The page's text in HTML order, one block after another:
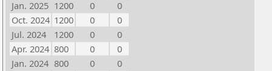
Jan. 2025 1200 0
0
Oct. 2024 1200 0
0
Jul. 2024
1200 0
0
Apr. 2024 800 0
0
Jan. 2024 800 0
0